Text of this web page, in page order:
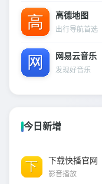
高德地图
出行导航首选
网易云音乐
发现好音乐
今日新增
下载快播官网
影音播放